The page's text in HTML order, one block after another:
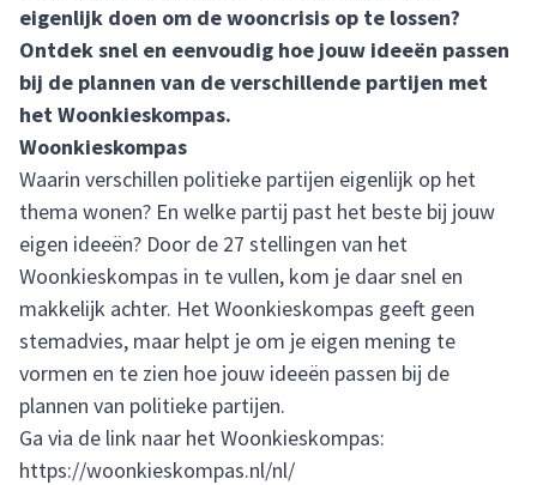
eigenlijk doen om de wooncrisis op te lossen?
Ontdek snel en eenvoudig hoe jouw ideeën passen
bij de plannen van de verschillende partijen met
het Woonkieskompas.
Woonkieskompas
Waarin verschillen politieke partijen eigenlijk op het
thema wonen? En welke partij past het beste bij jouw
eigen ideeën? Door de 27 stellingen van het
Woonkieskompas in te vullen, kom je daar snel en
makkelijk achter. Het Woonkieskompas geeft geen
stemadvies, maar helpt je om je eigen mening te
vormen en te zien hoe jouw ideeën passen bij de
plannen van politieke partijen.
Ga via de link naar het Woonkieskompas:
https://woonkieskompas.nl/nl/